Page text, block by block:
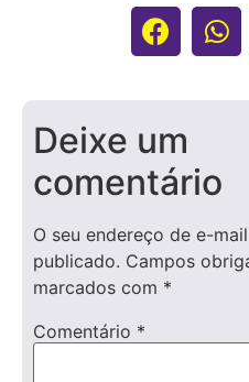
Deixe um
comentário
O seu endereço de e-
publicado. Campos
marcados com *
Comentário *